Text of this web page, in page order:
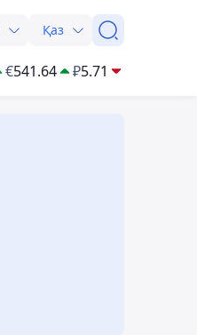
Қаз
€541.64 ₽5.71